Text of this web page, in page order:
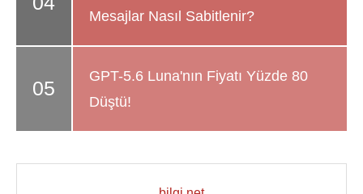
Mesajlar Nasıl Sabitlenir?
GPT-5.6 Luna'nın Fiyatı Yüzde 80
Düştü!